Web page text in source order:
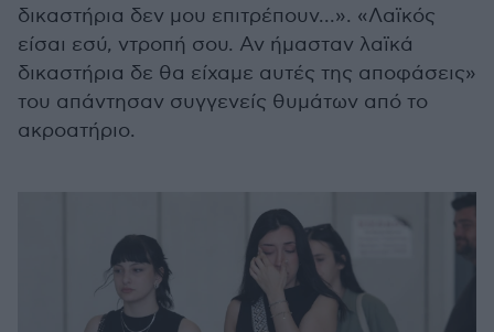
δικαστήρια δεν μου επιτρέπουν...». «Λαϊκός
είσαι εσύ, ντροπή σου. Αν ήμασταν λαϊκά
δικαστήρια δε θα είχαμε αυτές της αποφάσεις»
του απάντησαν συγγενείς θυμάτων από το
ακροατήριο.